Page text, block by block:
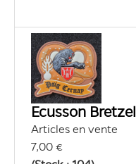
Ecusson
Articles en vente
7,00 €